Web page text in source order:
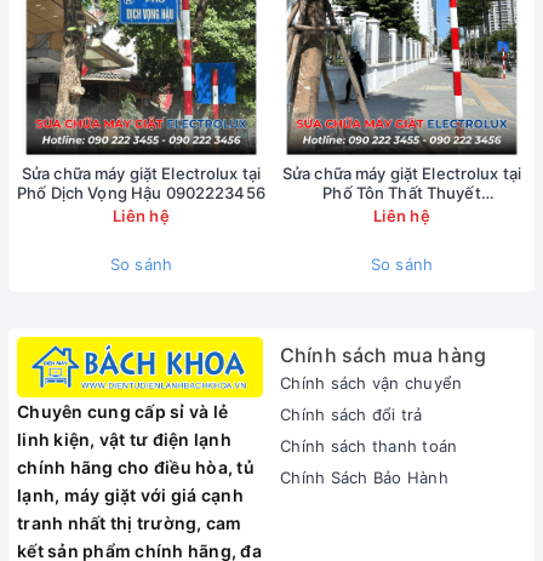
Các Lỗi Thường Gặp Trên Điều Hòa Di
Động Casper
Điều hòa di động Casper báo lỗi E5, E4
trên màn hình hiển thị.
Máy cắm điện nhưng không nguồn,
Sửa chữa máy giặt Electrolux tại
Phố Dịch Vọng Hậu 0902223456
Liên hệ
So sánh
Sửa chữa máy giặt Electrolux tại
Phố Tôn Thất Thuyết
0902223456
Liên hệ
So sánh
Chuyên cung cấp sỉ và lẻ
linh kiện, vật tư điện lạnh
chính hãng cho điều hòa, tủ
lạnh, máy giặt với giá cạnh
tranh nhất thị trường, cam
kết sản phẩm chính hãng, đa
Chính sách mua hàng
Chính sách vận chuyển
Chính sách đổi trả
Chính sách thanh toán
Chính Sách Bảo Hành